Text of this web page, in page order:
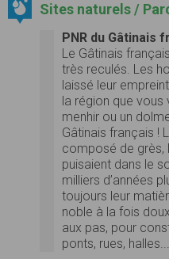
Sites naturels /
PNR du Gâtinais
Le Gâtinais
très reculés. Les
laissé leur
la région que
menhir ou un
Gâtinais français !
composé de grès,
puisaient dans le
milliers d’années
toujours leur
noble à la fois
aux pas, pour
ponts, rues, halles...